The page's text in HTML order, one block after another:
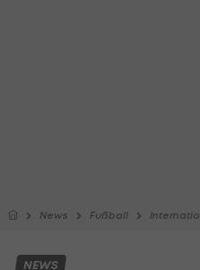
News Fußball
NEWS